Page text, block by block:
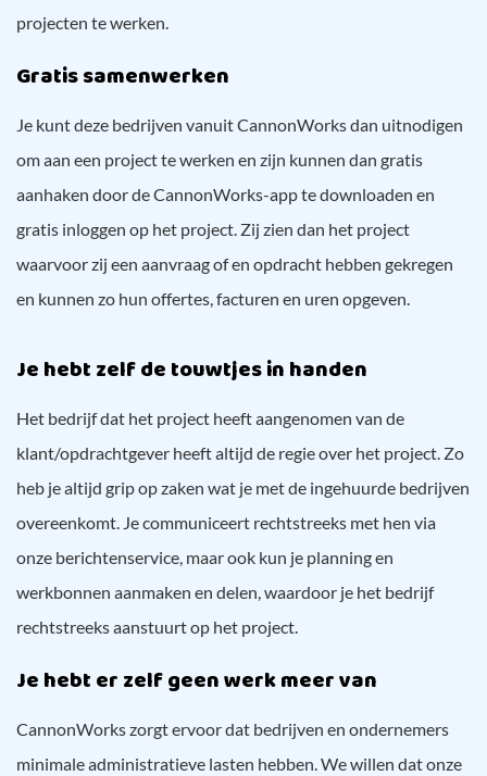
projecten te werken.
Gratis samenwerken
Je kunt deze bedrijven vanuit CannonWorks dan uitnodigen
om aan een project te werken en zijn kunnen dan gratis
aanhaken door de CannonWorks-app te downloaden en
gratis inloggen op het project. Zij zien dan het project
waarvoor zij een aanvraag of en opdracht hebben gekregen
en kunnen zo hun offertes, facturen en uren opgeven.
Je hebt zelf de touwtjes in handen
Het bedrijf dat het project heeft aangenomen van de
klant/opdrachtgever heeft altijd de regie over het project. Zo
heb je altijd grip op zaken wat je met de ingehuurde bedrijven
overeenkomt. Je communiceert rechtstreeks met hen via
onze berichtenservice, maar ook kun je planning en
werkbonnen aanmaken en delen, waardoor je het bedrijf
rechtstreeks aanstuurt op het project.
Je hebt er zelf geen werk meer van
CannonWorks zorgt ervoor dat bedrijven en ondernemers
minimale administratieve lasten hebben. We willen dat onze